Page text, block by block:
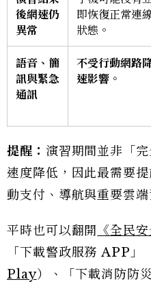
後網速仍
異常
即恢復正常連
狀態。
語音、簡
訊與緊急
通訊
不受行動網路
速影響。
提醒： 演習期間並非「
速度降低，因此最需要
動支付、導航與重要雲端
平時也可以翻開 《全民
「下載警政服務 APP」
Play）、「下載消防防